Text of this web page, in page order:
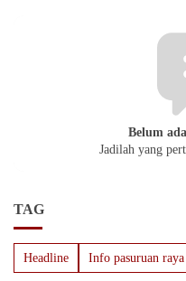
Belum
Jadilah yang
TAG
Headline Info pasuruan raya